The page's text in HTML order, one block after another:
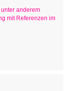
anderem
mit Referenzen im